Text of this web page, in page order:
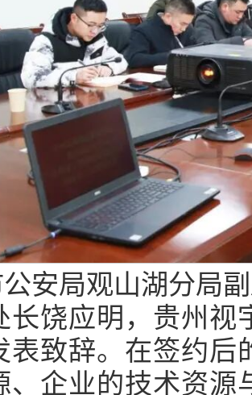
安局观山湖分局
长饶应明，贵州视
表致辞。在签约后
、企业的技术资源